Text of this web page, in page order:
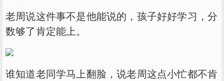
老周说这件事不是他能说的，孩子好好学习，分
数够了肯定能上。
谁知道老同学马上翻脸，说老周这点小忙都不肯